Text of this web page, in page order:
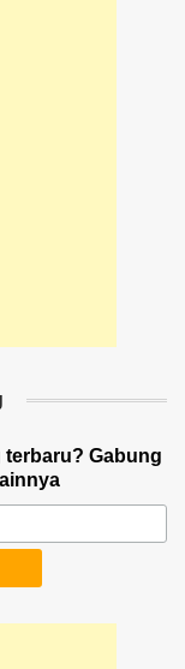
terbaru? Gabung